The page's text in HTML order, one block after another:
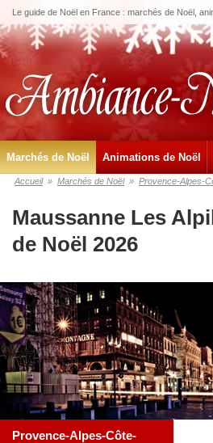
Le guide de Noël en France : marchés de Noël,
Marchés de Noël Animations de Noël
Accueil » Marchés de Noël » Provence-Alpes-
Maussanne Les
de Noël 2026
Provence-Alpes-Côte-